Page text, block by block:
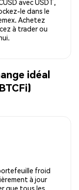
avec USDT,
le dans le
Achetez
à trader ou
idéal
froid
à jour
que tous les